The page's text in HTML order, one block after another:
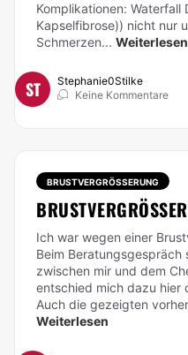
Komplikationen: Waterfall
Kapselfibrose)) nicht nur
Schmerzen... Weiterlesen
ST
Stephanie0Stilke
Keine Kommentare
BRUSTVERGRÖSSERUNG
Ich war wegen einer
Beim
zwischen mir und dem
entschied mich dazu hier
Auch die gezeigten
Weiterlesen